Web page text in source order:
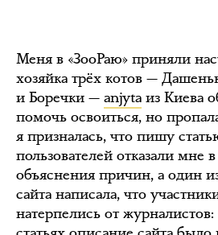
Меня в «ЗооРаю» приняли
хозяйка трёх котов —
и Боречки — anjyta из Киева
помочь освоиться, но
я призналась, что пишу
пользователей отказали мне
объяснения причин, а один
сайта написала, что
натерпелись от